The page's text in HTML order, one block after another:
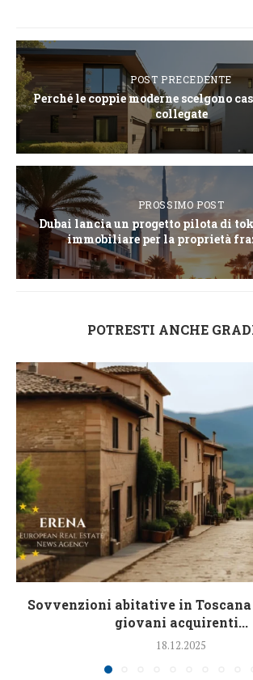
POST PRECEDENTE
Perché le coppie moderne scelgono
collegate
PROSSIMO POST
Dubai lancia un progetto pilota di
immobiliare per la proprietà
POTRESTI ANCHE
Sovvenzioni abitative in
giovani acquirenti...
18.12.2025